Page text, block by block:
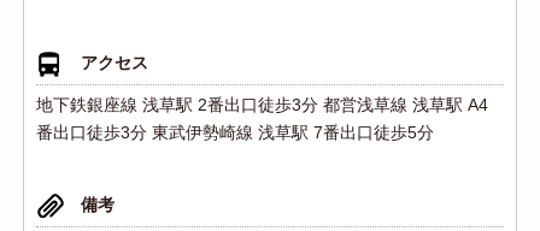
アクセス
地下鉄銀座線 浅草駅 2番出口徒歩3分 都営浅草線 浅草駅 A4
番出口徒歩3分 東武伊勢崎線 浅草駅 7番出口徒歩5分
備考